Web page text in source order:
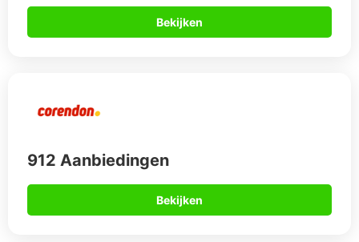
567 Aanbiedingen
Op vakantie naar Kroatië?
Je kunt je uitstekend vermaken op je vakantie zonder al te
veel geld uit te geven. Veel mensen denken dat een